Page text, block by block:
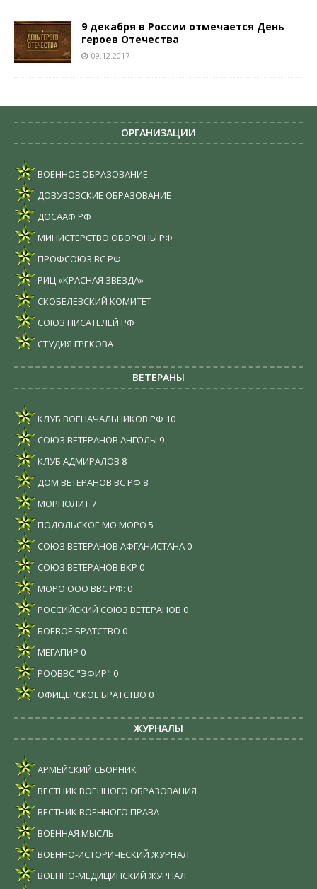
9 декабря в России отмечается День
героев Отечества
09.12.2017
ОРГАНИЗАЦИИ
ВОЕННОЕ ОБРАЗОВАНИЕ
ДОВУЗОВСКИЕ ОБРАЗОВАНИЕ
ДОСААФ РФ
МИНИСТЕРСТВО ОБОРОНЫ РФ
ПРОФСОЮЗ ВС РФ
РИЦ «КРАСНАЯ ЗВЕЗДА»
СКОБЕЛЕВСКИЙ КОМИТЕТ
СОЮЗ ПИСАТЕЛЕЙ РФ
СТУДИЯ ГРЕКОВА
ВЕТЕРАНЫ
КЛУБ ВОЕНАЧАЛЬНИКОВ РФ 10
СОЮЗ ВЕТЕРАНОВ АНГОЛЫ 9
КЛУБ АДМИРАЛОВ 8
ДОМ ВЕТЕРАНОВ ВС РФ 8
МОРПОЛИТ7
ПОДОЛЬСКОЕ МО МОРО 5
СОЮЗ ВЕТЕРАНОВ АФГАНИСТАНА 0
СОЮЗ ВЕТЕРАНОВ ВКР 0
МОРО ООО ВВС РФ: 0
РОССИЙСКИЙ СОЮЗ ВЕТЕРАНОВ 0
БОЕВОЕ БРАТСТВО 0
МЕГАПИР 0
РООВВС "ЭФИР" 0
ОФИЦЕРСКОЕ БРАТСТВО 0
ЖУРНАЛЫ
АРМЕЙСКИЙ СБОРНИК
ВЕСТНИК ВОЕННОГО ОБРАЗОВАНИЯ
ВЕСТНИК ВОЕННОГО ПРАВА
ВОЕННАЯ МЫСЛЬ
ВОЕННО-ИСТОРИЧЕСКИЙ ЖУРНАЛ
ВОЕННО-МЕДИЦИНСКИЙ ЖУРНАЛ